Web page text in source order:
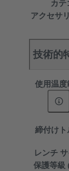
カテ
アクセサ
技術的
使用温度
締付けト
レンチ
保護等級